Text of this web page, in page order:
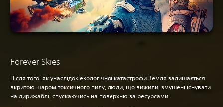
Forever Skies
Після того, як унаслідок екологічної катастрофи Земля залишається
вкритою шаром токсичного пилу, люди, що вижили, змушені існувати
на дирижаблі, спускаючись на поверхню за ресурсами.